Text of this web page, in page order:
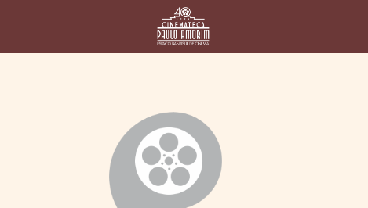
PAULO AMORIM
> HOMENAGEADOS
> ASSOCIAÇÃO DOS